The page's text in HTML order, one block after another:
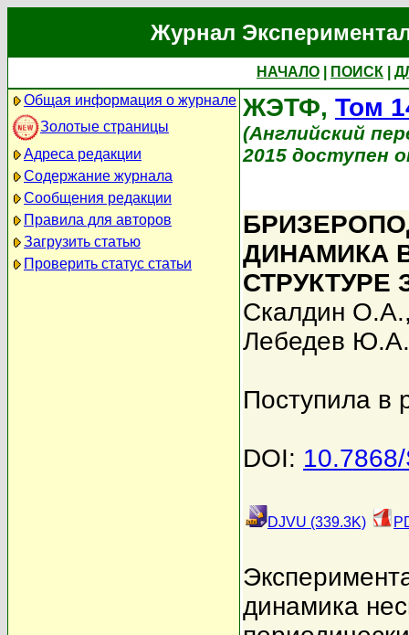
Журнал
НАЧАЛО ПОИСК
Общая информация о журнале
Золотые страницы
Адреса редакции
Содержание журнала
Сообщения редакции
Правила для авторов
Загрузить статью
Проверить статус статьи
ЖЭТФ, Том
(Английский
2015 доступен
ДИНАМИКА
СТРУКТУРЕ
Скалдин О.А.
Лебедев Ю.А.
Поступила в
DOI:
DJVU (339.3K)
динамика